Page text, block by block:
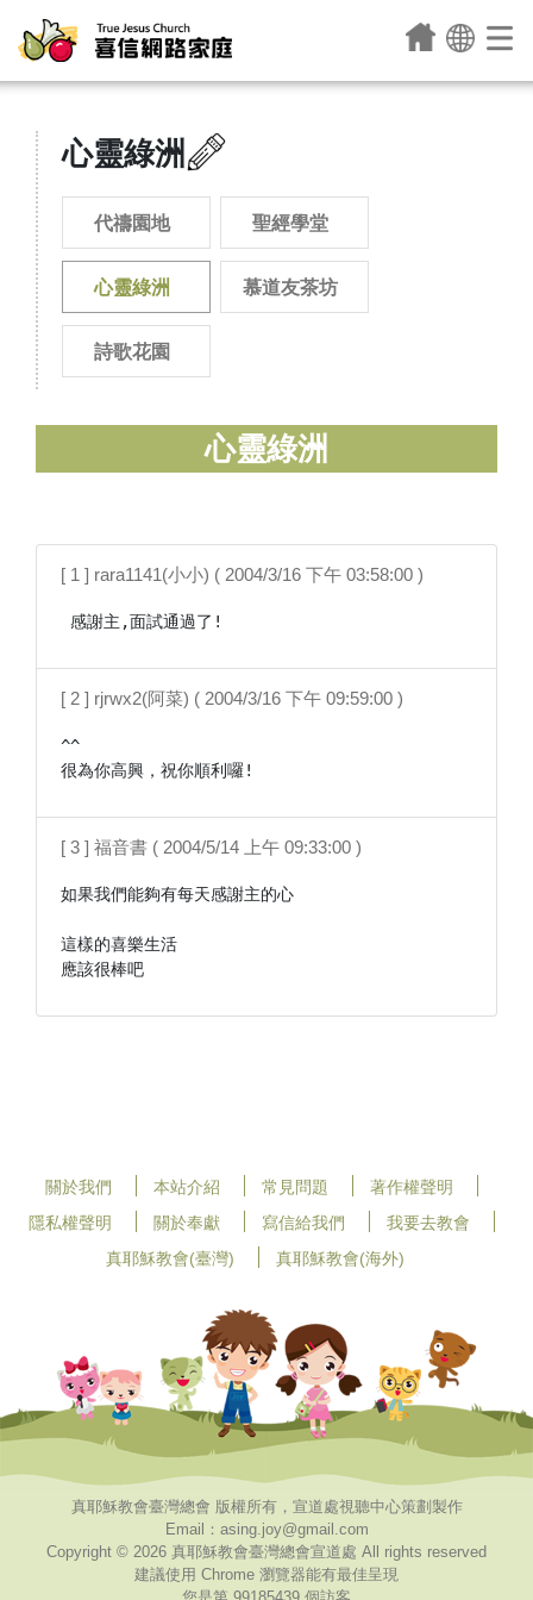
心靈綠洲
代禱園地 聖經學堂
心靈綠洲 慕道友茶坊
詩歌花園
心靈綠洲
[ 1 ] rara1141(小小) ( 2004/3/16 下午 03:58:00 )
感謝主,面試通過了!
[ 2 ] rjrwx2(阿菜) ( 2004/3/16 下午 09:59:00 )
^^
很為你高興，祝你順利囉!
[ 3 ] 福音書 ( 2004/5/14 上午 09:33:00 )
如果我們能夠有每天感謝主的心
這樣的喜樂生活
應該很棒吧
關於我們 本站介紹 常見問題
著作權聲明
隱私權聲明
關於奉獻 寫信給我們
我要去教會
真耶穌教會(臺灣)
真耶穌教會(海外)
真耶穌教會臺灣總會 版權所有，宣道處視聽中心策劃製作
Email：asing.joy@gmail.com
Copyright © 2026 真耶穌教會臺灣總會宣道處 All rights reserved
建議使用 Chrome 瀏覽器能有最佳呈現